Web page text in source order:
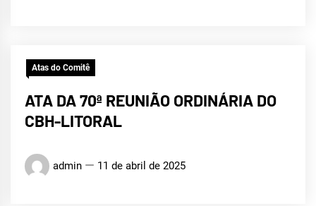
Atas do Comitê
ATA DA 70ª REUNIÃO ORDINÁRIA DO
CBH-LITORAL
admin 11 de abril de 2025